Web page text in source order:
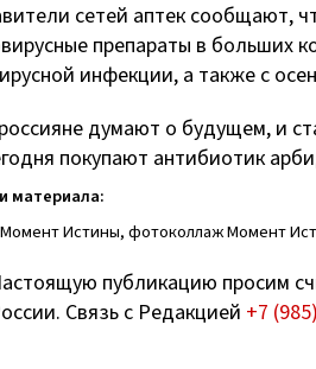
сетей аптек сообщают,
препараты в больших
инфекции, а также с
думают о будущем, и
покупают антибиотик
материала:
Истины, фотоколлаж Момент
публикацию просим
Связь с Редакцией +7